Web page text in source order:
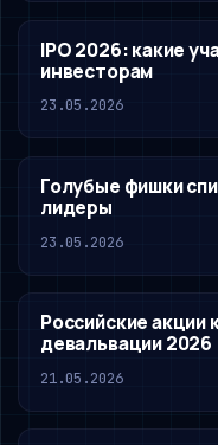
IPO 2026: какие
инвесторам
23.05.2026
Голубые фишки
лидеры
23.05.2026
Российские акции
девальвации 2026
21.05.2026